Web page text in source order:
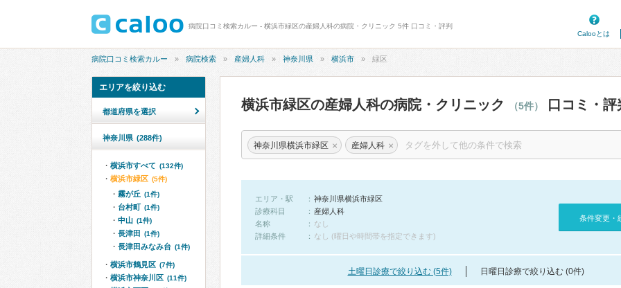
病院口コミ検索カルー - 横浜市緑区の産婦人科の病院・クリニック 5件 口コミ・評判
Calooとは
病院口コミ検索カルー 病院検索 産婦人科 神奈川県 横浜市 緑区
横浜市緑区の産婦人科の病院・クリニック （5件） 口コミ・評
神奈川県横浜市緑区 × 産婦人科 ×
エリア・駅
神奈川県横浜市緑区
診療科目
産婦人科
名称
なし
詳細条件
なし (曜日や時間帯を指定できます)
条件変更・
土曜日診療で絞り込む (5件) 日曜日診療で絞り込む (0件)
エリアを絞り込む
都道府県を選択
神奈川県 (288件)
横浜市すべて (132件)
横浜市緑区 (5件)
霧が丘 (1件)
台村町 (1件)
中山 (1件)
長津田 (1件)
長津田みなみ台 (1件)
横浜市鶴見区 (7件)
横浜市神奈川区 (11件)